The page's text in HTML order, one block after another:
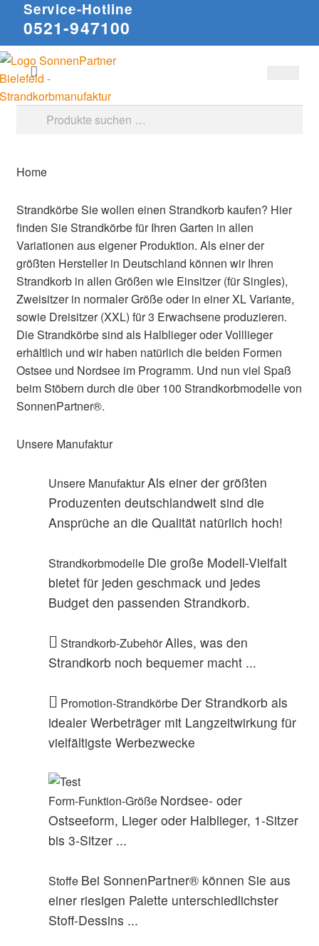
Service-Hotline
0521-947100
Zur
Navigation
springen
Zum
Inhalt
springen
Suche
Suchen
Home
StrandkörbeSie wollen einen Strandkorb kaufen? Hier
finden Sie Strandkörbe für Ihren Garten in allen
Variationen aus eigener Produktion. Als einer der
größten Hersteller in Deutschland können wir Ihren
Strandkorb in allen Größen wie Einsitzer (für Singles),
Zweisitzer in normaler Größe oder in einer XL Variante,
sowie Dreisitzer (XXL) für 3 Erwachsene produzieren.
Die Strandkörbe sind als Halblieger oder Volllieger
erhältlich und wir haben natürlich die beiden Formen
Ostsee und Nordsee im Programm. Und nun viel Spaß
beim Stöbern durch die über 100 Strandkorbmodelle von
SonnenPartner®.
Unsere Manufaktur
Unsere ManufakturAls einer der größten
Produzenten deutschlandweit sind die
Ansprüche an die Qualität natürlich hoch!
Strandkorbmodelle Die große Modell-Vielfalt
bietet für jeden geschmack und jedes
Budget den passenden Strandkorb.
Strandkorb-ZubehörAlles, was den
Strandkorb noch bequemer macht ...
Promotion-Strandkörbe Der Strandkorb als
idealer Werbeträger mit Langzeitwirkung für
vielfältigste Werbezwecke
Form-Funktion-Größe Nordsee- oder
Ostseeform, Lieger oder Halblieger, 1-Sitzer
bis 3-Sitzer ...
Stoffe Bei SonnenPartner® können Sie aus
einer riesigen Palette unterschiedlichster
Stoff-Dessins ...